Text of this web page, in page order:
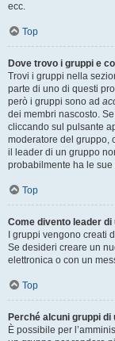
ecc.
Top
Dove trovo i gruppi e
Trovi i gruppi nella
parte di uno di questi
però i gruppi sono ad
dei membri nascosto.
cliccando sul pulsante
moderatore del gruppo,
il leader di un gruppo
probabilmente ha le
Top
Come divento leader di
I gruppi vengono creati
Se desideri creare un
elettronica o con un
Top
Perché alcuni gruppi
È possibile per